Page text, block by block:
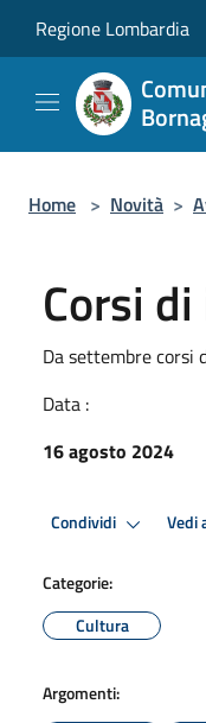
Regione Lombardia
Home > Novità >
Corsi
Da settembre corsi
Data :
16 agosto 2024
Condividi Vedi
Categorie:
Cultura
Argomenti: